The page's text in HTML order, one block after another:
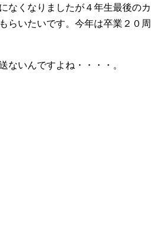
なくなりましたが４年生最後のカ
らいたいです。今年は卒業２０周
ないんですよね・・・・。